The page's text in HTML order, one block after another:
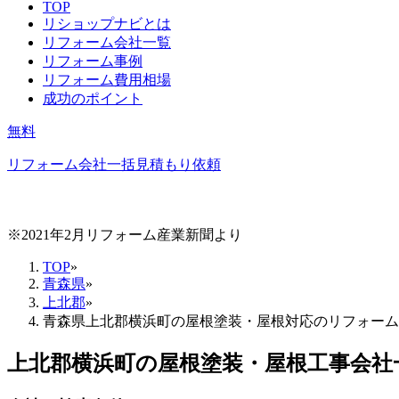
TOP
リショップナビとは
リフォーム会社一覧
リフォーム事例
リフォーム費用相場
成功のポイント
無料
リフォーム会社一括見積もり依頼
※2021年2月リフォーム産業新聞より
TOP»
青森県»
上北郡»
青森県上北郡横浜町の屋根塗装・屋根対応のリフォー
上北郡横浜町の屋根塗装・屋根工事会社